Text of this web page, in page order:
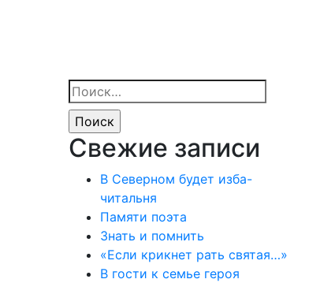
Найти:
Свежие записи
В Северном будет изба-
читальня
Памяти поэта
Знать и помнить
«Если крикнет рать святая…»
В гости к семье героя